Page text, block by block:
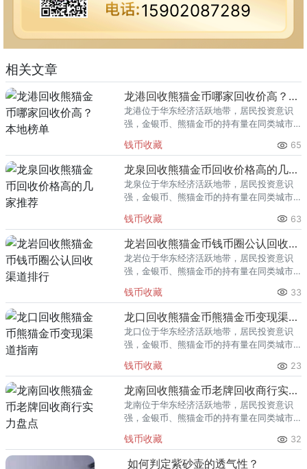
15902087289
相关文章
龙港回收熊猫金币哪家回收价高？本地榜单
龙港位于华东经济活跃地带，居民投资意识
强，金银币、熊猫金币的持有量在同类城市
熊猫金币的需求就明显升温，但鱼龙混杂的
回收渠道里，能精准识别版别溢
钱币收藏 65
龙泉回收熊猫金币回收价格高的几家推荐
龙泉位于华东经济活跃地带，居民投资意识
强，金银币、熊猫金币的持有量在同类城市
熊猫金币的需求就明显升温，但鱼龙混杂的
回收渠道里，能精准识别版别溢
钱币收藏 63
龙岩回收熊猫金币钱币圈公认回收渠道排行
龙岩位于华东经济活跃地带，居民投资意识
强，金银币、熊猫金币的持有量在同类城市
熊猫金币的需求就明显升温，但鱼龙混杂的
回收渠道里，能精准识别版别溢
钱币收藏 33
龙口回收熊猫金币熊猫金币变现渠道指南
龙口位于华东经济活跃地带，居民投资意识
强，金银币、熊猫金币的持有量在同类城市
熊猫金币的需求就明显升温，但鱼龙混杂的
回收渠道里，能精准识别版别溢
钱币收藏 23
龙南回收熊猫金币老牌回收商行实力盘点
龙南位于华东经济活跃地带，居民投资意识
强，金银币、熊猫金币的持有量在同类城市
熊猫金币的需求就明显升温，但鱼龙混杂的
回收渠道里，能精准识别版别溢
钱币收藏 32
如何判定紫砂壶的透气性？